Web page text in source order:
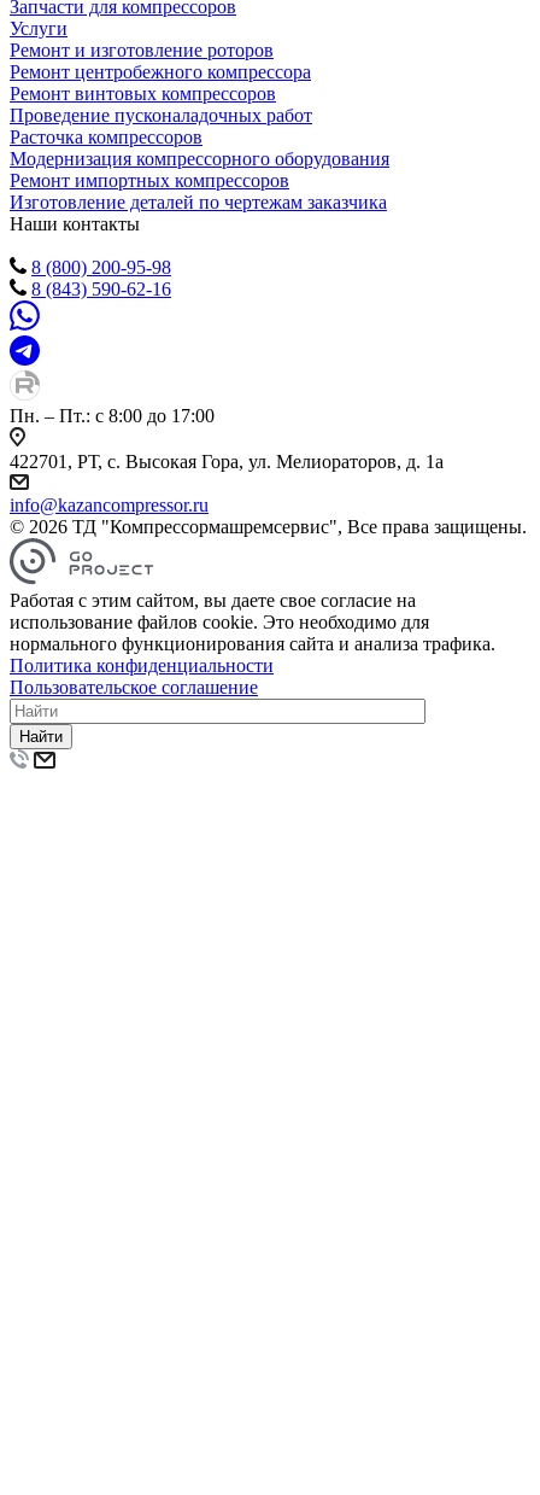
Запчасти для компрессоров
Услуги
Ремонт и изготовление роторов
Ремонт центробежного компрессора
Ремонт винтовых компрессоров
Проведение пусконаладочных работ
Расточка компрессоров
Модернизация компрессорного оборудования
Ремонт импортных компрессоров
Изготовление деталей по чертежам заказчика
Наши контакты
8 (800) 200-95-98
8 (843) 590-62-16
Пн. – Пт.: с 8:00 до 17:00
422701, РТ, с. Высокая Гора, ул. Мелиораторов, д. 1а
info@kazancompressor.ru
© 2026 ТД "Компрессормашремсервис", Все права защищены.
Работая с этим сайтом, вы даете свое согласие на
использование файлов cookie. Это необходимо для
нормального функционирования сайта и анализа трафика.
Политика конфиденциальности
Пользовательское соглашение
Найти